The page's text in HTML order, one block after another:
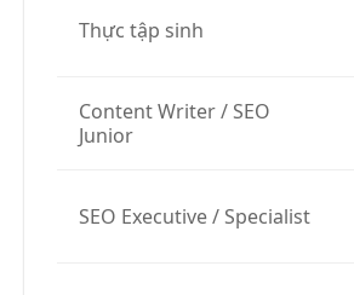
Thực tập sinh
Content Writer / SEO
Junior
SEO Executive / Specialist